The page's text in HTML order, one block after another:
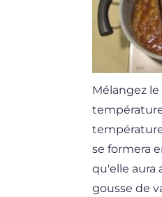
Mélangez
se formera
qu'elle aura
gousse de